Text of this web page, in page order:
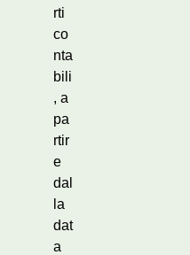
rti
co
nta
bili
, a
pa
rtir
e
dal
la
dat
a